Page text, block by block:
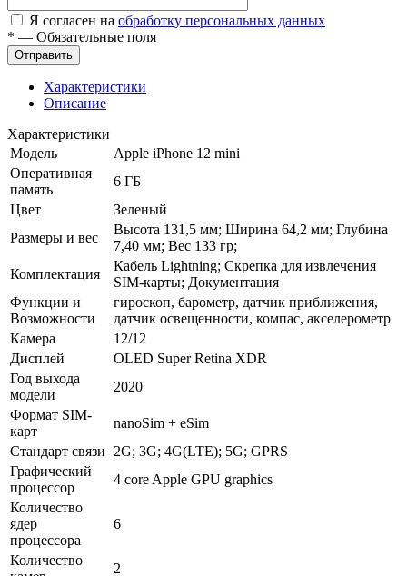
Я согласен на обработку персональных данных
* — Обязательные поля
Характеристики
Описание
Характеристики
Модель
Apple iPhone 12 mini
Оперативная
память
6 ГБ
Цвет
Зеленый
Размеры и вес
Высота 131,5 мм; Ширина 64,2 мм; Глубина
7,40 мм; Вес 133 гр;
Комплектация
Кабель Lightning; Скрепка для извлечения
SIM-карты; Документация
Функции и
Возможности
гироскоп, барометр, датчик приближения,
датчик освещенности, компас, акселерометр
Камера
12/12
Дисплей
OLED Super Retina XDR
Год выхода
модели
2020
Формат SIM-
карт
nanoSim + eSim
Стандарт связи
2G; 3G; 4G(LTE); 5G; GPRS
Графический
процессор
4 core Apple GPU graphics
Количество
ядер
процессора
6
Количество
2